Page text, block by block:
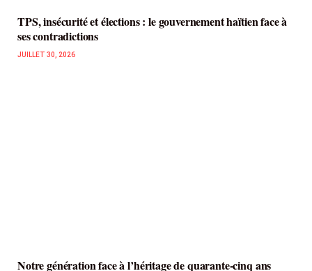
TPS, insécurité et élections : le gouvernement haïtien face à
ses contradictions
JUILLET 30, 2026
Notre génération face à l’héritage de quarante-cinq ans